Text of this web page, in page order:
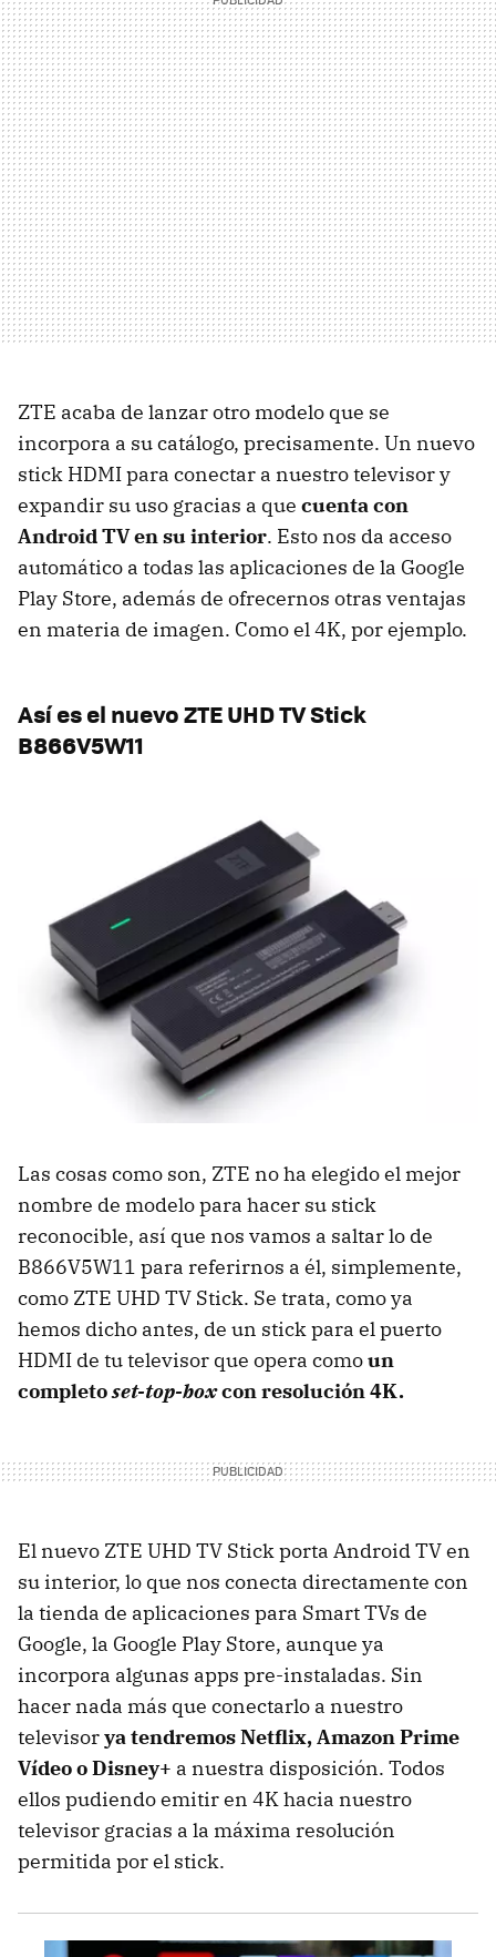
ZTE acaba de lanzar otro modelo que se
incorpora a su catálogo, precisamente. Un nuevo
stick HDMI para conectar a nuestro televisor y
expandir su uso gracias a que cuenta con
Android TV en su interior. Esto nos da acceso
automático a todas las aplicaciones de la Google
Play Store, además de ofrecernos otras ventajas
en materia de imagen. Como el 4K, por ejemplo.
Así es el nuevo ZTE UHD TV Stick
B866V5W11
Las cosas como son, ZTE no ha elegido el mejor
nombre de modelo para hacer su stick
reconocible, así que nos vamos a saltar lo de
B866V5W11 para referirnos a él, simplemente,
como ZTE UHD TV Stick. Se trata, como ya
hemos dicho antes, de un stick para el puerto
HDMI de tu televisor que opera comoun
completoset-top-boxcon resolución 4K.
El nuevo ZTE UHD TV Stick porta Android TV en
su interior, lo que nos conecta directamente con
la tienda de aplicaciones para Smart TVs de
Google, la Google Play Store, aunque ya
incorpora algunas apps pre-instaladas. Sin
hacer nada más que conectarlo a nuestro
televisorya tendremos Netflix, Amazon Prime
Vídeo o Disney+ a nuestra disposición. Todos
ellos pudiendo emitir en 4K hacia nuestro
televisor gracias a la máxima resolución
permitida por el stick.